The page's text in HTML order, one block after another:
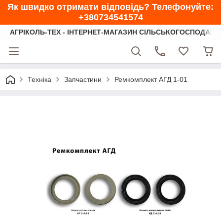
Як швидко отримати відповідь? Телефонуйте:
+380734541574
АГРІКОЛЬ-ТЕХ - ІНТЕРНЕТ-МАГАЗИН
Техніка Запчастини Ремкомплект АГД 1-01